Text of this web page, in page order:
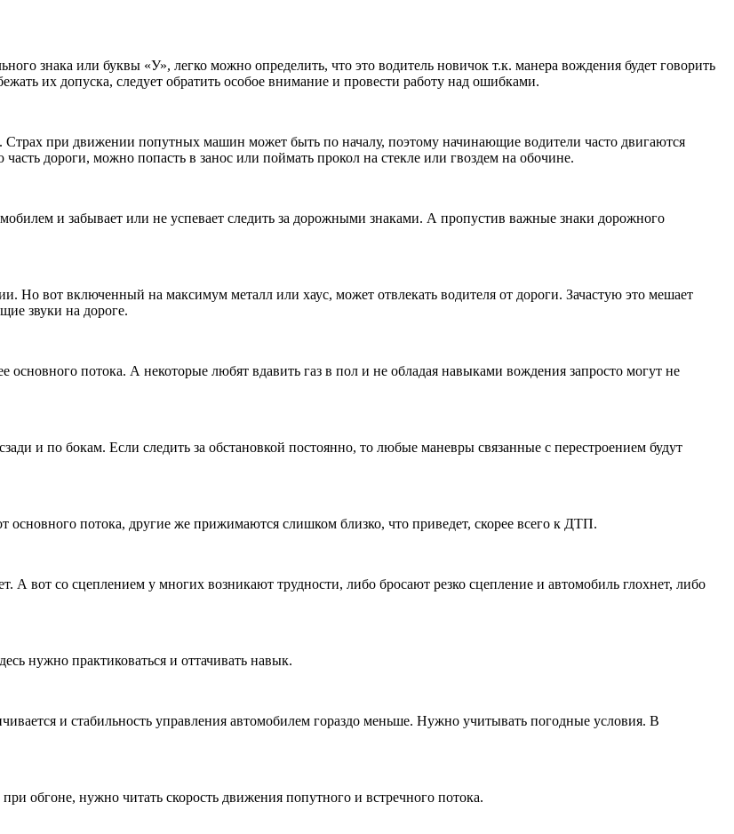
знака или буквы «У», легко можно определить, что это водитель новичок т.к. манера вождения будет говорить
их допуска, следует обратить особое внимание и провести работу над ошибками.
при движении попутных машин может быть по началу, поэтому начинающие водители часто двигаются
дороги, можно попасть в занос или поймать прокол на стекле или гвоздем на обочине.
и забывает или не успевает следить за дорожными знаками. А пропустив важные знаки дорожного
Но вот включенный на максимум металл или хаус, может отвлекать водителя от дороги. Зачастую это мешает
звуки на дороге.
потока. А некоторые любят вдавить газ в пол и не обладая навыками вождения запросто могут не
и по бокам. Если следить за обстановкой постоянно, то любые маневры связанные с перестроением будут
потока, другие же прижимаются слишком близко, что приведет, скорее всего к ДТП.
А вот со сцеплением у многих возникают трудности, либо бросают резко сцепление и автомобиль глохнет, либо
нужно практиковаться и оттачивать навык.
и стабильность управления автомобилем гораздо меньше. Нужно учитывать погодные условия. В
обгоне, нужно читать скорость движения попутного и встречного потока.